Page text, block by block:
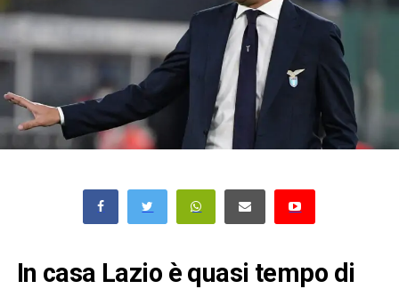
In casa Lazio è quasi tempo di